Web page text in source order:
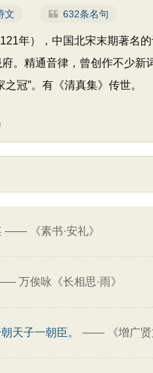
文 632条名句
年），中国北宋末期著名
。精通音律，曾创作不少新
之冠”。有《清真集》传世。
—— 《素书·安礼》
万俟咏《长相思·雨》
天子一朝臣。 —— 《增广